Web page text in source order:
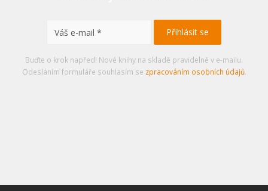
Buďte o krok napřed! Nové knihy na skladě pravidelně v e-mailu.
Odesláním formuláře souhlasím se zpracováním osobních údajů.